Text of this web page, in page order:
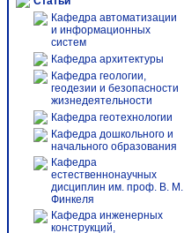
Кафедра автоматизации
и информационных
систем
Кафедра архитектуры
Кафедра геологии,
геодезии и безопасности
жизнедеятельности
Кафедра геотехнологии
Кафедра дошкольного и
начального образования
Кафедра
естественнонаучных
дисциплин им. проф. В. М.
Финкеля
Кафедра инженерных
конструкций,